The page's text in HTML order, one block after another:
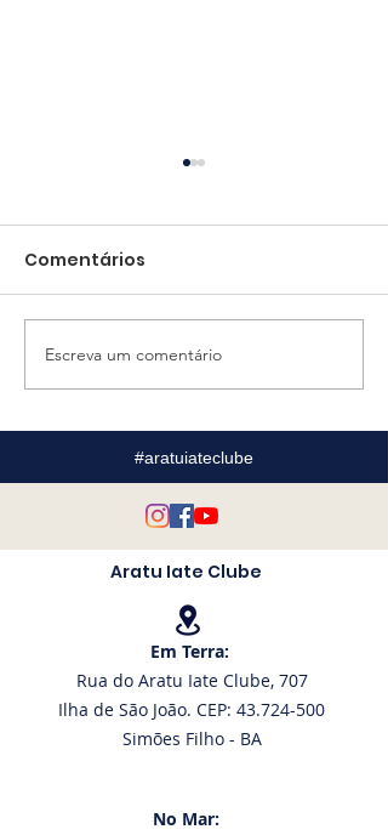
AIC firma parceria
com descontos
exclusivos na Marina
de Itaparica
Comentários
Escreva um comentário
#aratuiateclube
Aratu Iate Clube
Em Terra:
Rua do Aratu Iate Clube, 707
Ilha de São João. CEP: 43.724-500
Simões Filho - BA
No Mar: